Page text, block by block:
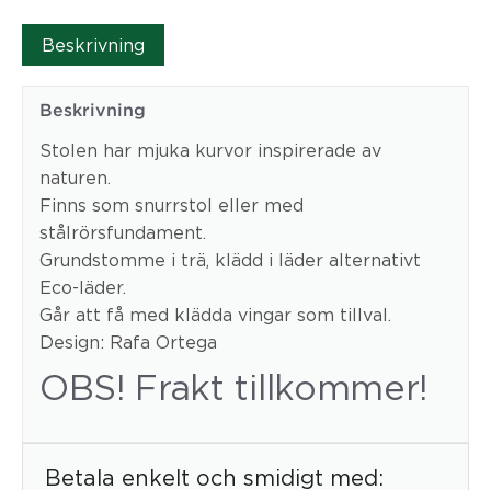
Beskrivning
Beskrivning
Stolen har mjuka kurvor inspirerade av
naturen.
Finns som snurrstol eller med
stålrörsfundament.
Grundstomme i trä, klädd i läder alternativt
Eco-läder.
Går att få med klädda vingar som tillval.
Design: Rafa Ortega
OBS! Frakt tillkommer!
Betala enkelt och smidigt med: